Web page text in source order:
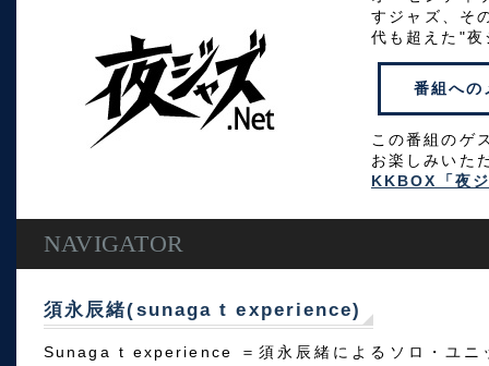
すジャズ、そ
代も超えた"夜
番組への
この番組のゲ
お楽しみいた
KKBOX「夜
NAVIGATOR
須永辰緒(sunaga t experience)
Sunaga t experience ＝須永辰緒によるソロ・ユニ